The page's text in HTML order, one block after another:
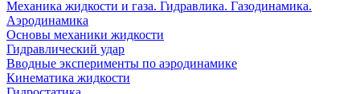
Механика жидкости и газа. Гидравлика. Газодинамика.
Аэродинамика
Основы механики жидкости
Гидравлический удар
Вводные эксперименты по аэродинамике
Кинематика жидкости